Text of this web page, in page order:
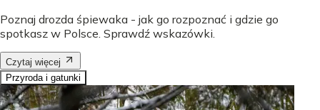
Poznaj drozda śpiewaka - jak go rozpoznać i gdzie go
spotkasz w Polsce. Sprawdź wskazówki.
Czytaj więcej
Przyroda i gatunki